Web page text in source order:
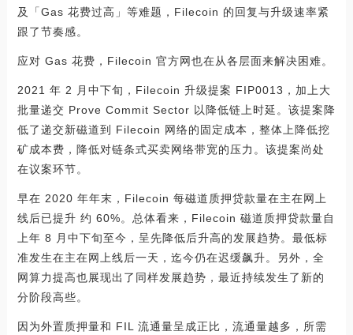
及「Gas 花费过高」等难题，Filecoin 的回复与升级速率紧
跟了节奏感。
应对 Gas 花费，Filecoin 官方网也在从各层面来解决困难。
2021 年 2 月中下旬，Filecoin 升级提案 FIP0013，加上大
批量递交 Prove Commit Sector 以降低链上时延。该提案降
低了递交新磁道到 Filecoin 网络的固定成本，整体上降低挖
矿成本费，降低对链条式买卖网络带宽的压力。该提案尚处
在议案环节。
早在 2020 年年末，Filecoin 每磁道质押贷款量在主在网上
线后已提升 约 60%。总体看来，Filecoin 磁道质押贷款量自
上年 8 月中下旬至今，呈先降低后升高的发展趋势。最低标
准发生在主在网上线后一天，迄今仍在迟缓飙升。另外，全
网算力提高也展现出了同样发展趋势，最近持续发生了新的
分阶段高些。
因为外置质押量和 FIL 流通量呈成正比，流通量越多，所需